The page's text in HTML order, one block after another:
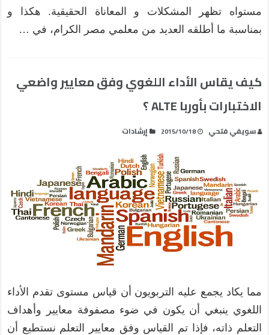
مستواه تظهر المشكلات و المعاناة الحقيقية. هكذا و
بمناسبة ما أطلقه العديد من معلمي مصر الكرام، في …
كيف يقاس الأداء اللغوي وفق معايير واضعي
الاختبارات بأوربا ALTE ؟
سويفي فتحي‎ 2015/10/18 إرشادات
مما يكاد يجمع عليه التربويون أن قياس مستوى تقدم الأداء
اللغوي ينبغي أن يكون في ضوء مصفوفة معايير وأهداف
التعلم ذاته، فإذا تم القياس وفق معايير التعلم نستطيع أن